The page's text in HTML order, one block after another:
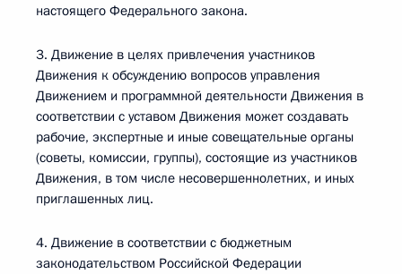
настоящего Федерального закона.
3. Движение в целях привлечения участников
Движения к обсуждению вопросов управления
Движением и программной деятельности Движения в
соответствии с уставом Движения может создавать
рабочие, экспертные и иные совещательные органы
(советы, комиссии, группы), состоящие из участников
Движения, в том числе несовершеннолетних, и иных
приглашенных лиц.
4. Движение в соответствии с бюджетным
законодательством Российской Федерации